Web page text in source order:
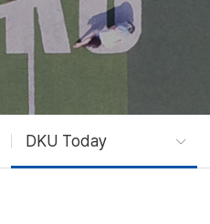
DKU Today